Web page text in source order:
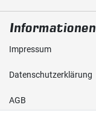
Informationen
Impressum
Daten­schutz­erklärung
AGB